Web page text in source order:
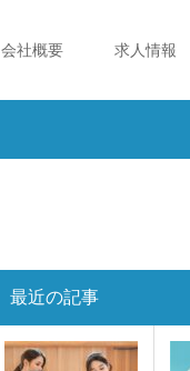
会社概要 求人情報
最近の記事